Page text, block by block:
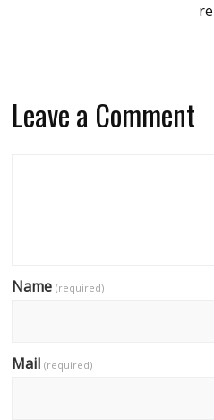
Leave a Comment
Name(required)
Mail(required)